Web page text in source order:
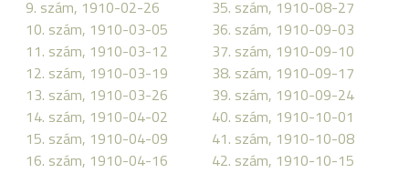
9. szám, 1910-02-26
10. szám, 1910-03-05
11. szám, 1910-03-12
12. szám, 1910-03-19
13. szám, 1910-03-26
14. szám, 1910-04-02
15. szám, 1910-04-09
16. szám, 1910-04-16
35. szám, 1910-08-27
36. szám, 1910-09-03
37. szám, 1910-09-10
38. szám, 1910-09-17
39. szám, 1910-09-24
40. szám, 1910-10-01
41. szám, 1910-10-08
42. szám, 1910-10-15